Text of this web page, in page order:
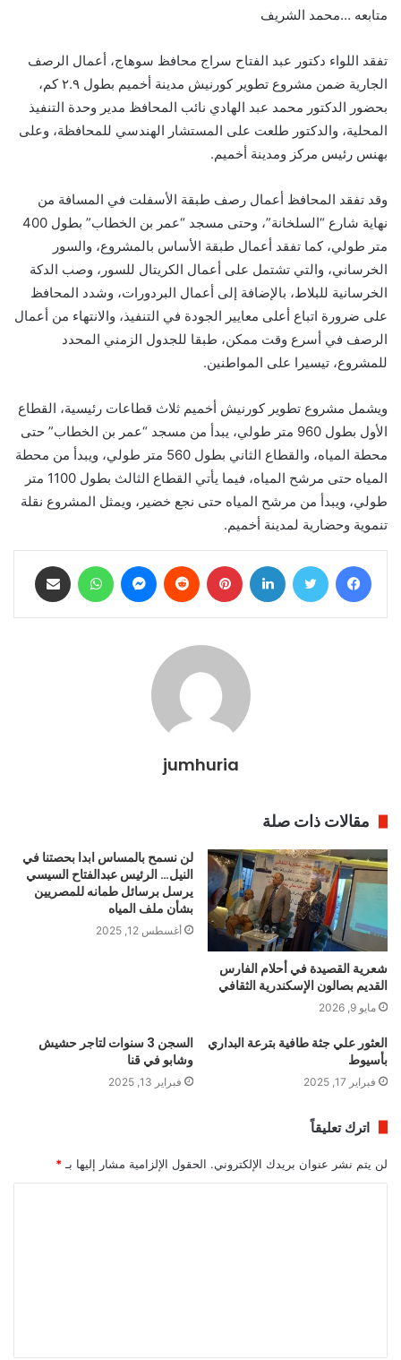
متابعه …محمد الشريف
‏تفقد اللواء دكتور عبد الفتاح سراج محافظ سوهاج، أعمال الرصف
الجارية ضمن مشروع تطوير كورنيش مدينة أخميم بطول ٢.٩ كم،
بحضور الدكتور محمد عبد الهادي نائب المحافظ مدير وحدة التنفيذ
المحلية، والدكتور طلعت على المستشار الهندسي للمحافظة، وعلى
بهنس رئيس مركز ومدينة أخميم.
وقد تفقد المحافظ أعمال رصف طبقة الأسفلت في المسافة من
نهاية شارع “السلخانة”، وحتى مسجد “عمر بن الخطاب” بطول 400
متر طولي، كما تفقد أعمال طبقة الأساس بالمشروع، والسور
الخرساني، والتي تشتمل على أعمال الكريتال للسور، وصب الدكة
الخرسانية للبلاط، بالإضافة إلى أعمال البردورات، وشدد المحافظ
على ضرورة اتباع أعلى معايير الجودة في التنفيذ، والانتهاء من أعمال
الرصف في أسرع وقت ممكن، طبقا للجدول الزمني المحدد
للمشروع، تيسيرا على المواطنين.
ويشمل مشروع تطوير كورنيش أخميم ثلاث قطاعات رئيسية، القطاع
الأول بطول 960 متر طولي، يبدأ من مسجد “عمر بن الخطاب” حتى
محطة المياه، والقطاع الثاني بطول 560 متر طولي، ويبدأ من محطة
المياه حتى مرشح المياه، فيما يأتي القطاع الثالث بطول 1100 متر
طولي، ويبدأ من مرشح المياه حتى نجع خضير، ويمثل المشروع نقلة
تنموية وحضارية لمدينة أخميم.
فيسبوك تويتر لينكدإن بينتيريست ماسنجر واتساب
jumhuria
مقالات ذات صلة
شعرية القصيدة في أحلام الفارس
القديم بصالون الإسكندرية الثقافي
مايو 9, 2026
لن نسمح بالمساس ابدا بحصتنا في
النيل… الرئيس عبدالفتاح السيسي
يرسل برسائل طمانه للمصريين
بشأن ملف المياه
أغسطس 12, 2025
العثور علي جثة طافية بترعة البداري
بأسيوط
فبراير 17, 2025
السجن 3 سنوات لتاجر حشيش
وشابو في قنا
فبراير 13, 2025
اترك تعليقاً
لن يتم نشر عنوان بريدك الإلكتروني. الحقول الإلزامية مشار إليها بـ *
ق